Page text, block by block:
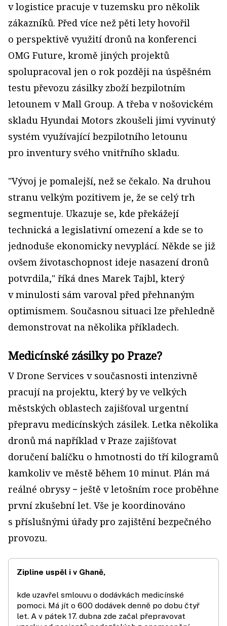
v logistice pracuje v tuzemsku pro několik
zákazníků. Před více než pěti lety hovořil
o perspektivě využití dronů na konferenci
OMG Future, kromě jiných projektů
spolupracoval jen o rok později na úspěšném
testu převozu zásilky zboží bezpilotním
letounem v Mall Group. A třeba v nošovickém
skladu Hyundai Motors zkoušeli jimi vyvinutý
systém využívající bezpilotního letounu
pro inventury svého vnitřního skladu.
"Vývoj je pomalejší, než se čekalo. Na druhou
stranu velkým pozitivem je, že se celý trh
segmentuje. Ukazuje se, kde překážejí
technická a legislativní omezení a kde se to
jednoduše ekonomicky nevyplácí. Někde se již
ovšem životaschopnost ideje nasazení dronů
potvrdila," říká dnes Marek Tajbl, který
v minulosti sám varoval před přehnaným
optimismem. Současnou situaci lze přehledně
demonstrovat na několika příkladech.
Medicínské zásilky po Praze?
V Drone Services v současnosti intenzivně
pracují na projektu, který by ve velkých
městských oblastech zajišťoval urgentní
přepravu medicínských zásilek. Letka několika
dronů má například v Praze zajišťovat
doručení balíčku o hmotnosti do tří kilogramů
kamkoliv ve městě během 10 minut. Plán má
reálné obrysy − ještě v letošním roce proběhne
první zkušební let. Vše je koordinováno
s příslušnými úřady pro zajištění bezpečného
provozu.
Zipline uspěl i v Ghaně,
kde uzavřel smlouvu o dodávkách medicínské
pomoci. Má jít o 600 dodávek denně po dobu čtyř
let. A v pátek 17. dubna zde začal přepravovat